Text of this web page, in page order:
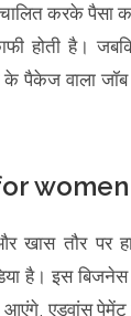
करके
होती है।
पैकेज वाला जॉब
खास तौर पर
है। इस
एडवांस पेमेंट